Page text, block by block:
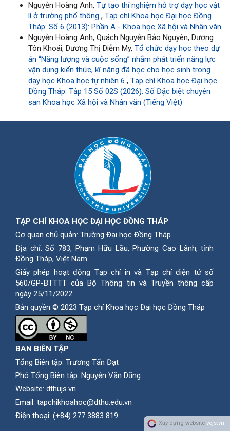
Nguyễn Hoàng Anh, Tự tạo thí nghiệm hỗ trợ dạy học vật
lí ở trường phổ thông , Tạp chí Khoa học Đại học Đồng
Tháp: Số 6 (2013): Phần A - Khoa học Xã hội và Nhân văn
Nguyễn Hoàng Anh, Quách Nguyễn Bảo Nguyên, Dương
Tôn Khoái, Dương Thị Diễm My, Tổ chức dạy học theo dự
án “Năng lượng và cuộc sống” nhằm phát triển năng lực
vận dụng kiến thức, kĩ năng đã học cho học sinh trong
dạy học Khoa học tự nhiên 6 , Tạp chí Khoa học Đại học
Đồng Tháp: Tập 15 Số 02S (2026): Số Đặc biệt chuyên
san Khoa học Xã hội và Nhân văn (Tiếng Việt)
TẠP CHÍ KHOA HỌC ĐẠI HỌC ĐỒNG THÁP
Cơ quan chủ quản: Trường Đại học Đồng Tháp
Địa chỉ: Số 783, Phạm Hữu Lầu, Phường Cao Lãnh, tỉnh
Ðồng Tháp, Việt Nam.
Giấy phép hoạt động Tạp chí in và Tạp chí điện tử số
560/GP-BTTTT của Bộ Thông tin và Truyền thông cấp
ngày 25/11/2022.
Bản quyền © 2023 Tạp chí Khoa học Đại học Đồng Tháp
BAN BIÊN TẬP
Tổng Biên tập: Trương Tấn Đạt
Phó Tổng Biên tập: Nguyễn Văn Dũng
Website: dthujs.vn
Email: tapchikhoahoc@dthu.edu.vn
Ðiện thoại: (+84) 277 3883 819